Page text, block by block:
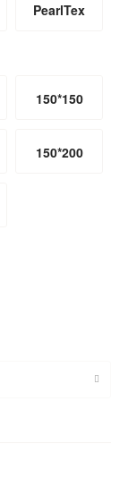
PearlTex
150*150
150*200